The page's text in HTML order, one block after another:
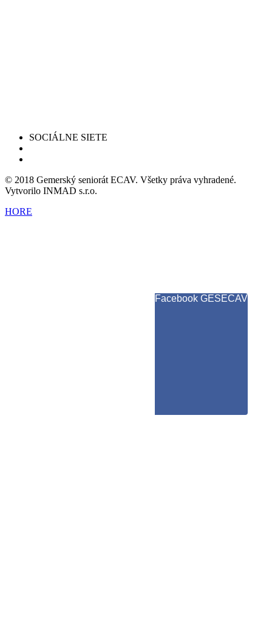
SOCIÁLNE SIETE
© 2018 Gemerský seniorát ECAV. Všetky práva vyhradené.
Vytvorilo INMAD s.r.o.
HORE
Facebook GESECAV